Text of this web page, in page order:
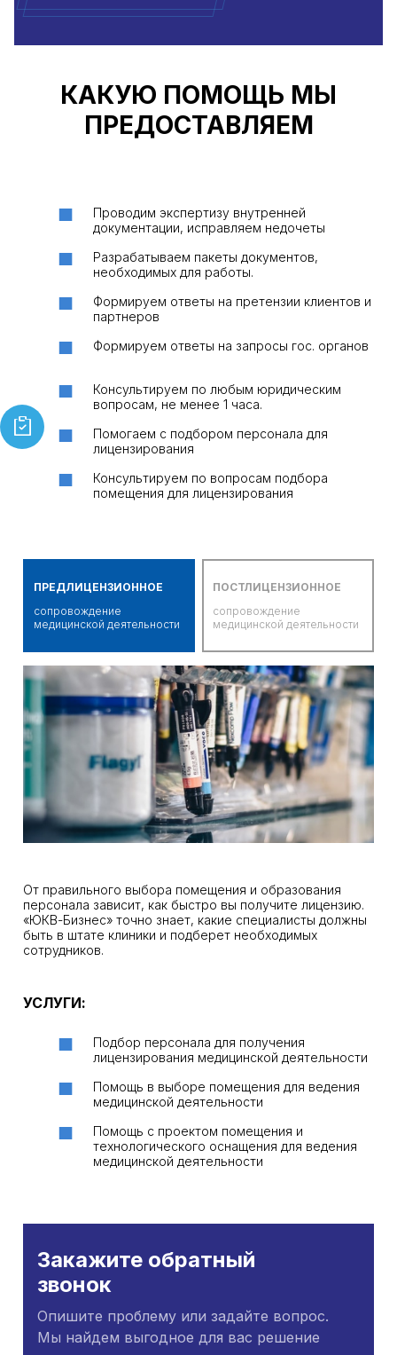
КАКУЮ ПОМОЩЬ МЫ
ПРЕДОСТАВЛЯЕМ
Проводим экспертизу внутренней
документации, исправляем недочеты
Разрабатываем пакеты документов,
необходимых для работы.
Формируем ответы на претензии клиентов и
партнеров
Формируем ответы на запросы гос. органов
Консультируем по любым юридическим
вопросам, не менее 1 часа.
Помогаем с подбором персонала для
лицензирования
Консультируем по вопросам подбора
помещения для лицензирования
ПРЕДЛИЦЕНЗИОННОЕ
сопровождение
медицинской деятельности
ПОСТЛИЦЕНЗИОННОЕ
сопровождение
медицинской деятельности
От правильного выбора помещения и образования
персонала зависит, как быстро вы получите лицензию.
«ЮКВ-Бизнес» точно знает, какие специалисты должны
быть в штате клиники и подберет необходимых
сотрудников.
УСЛУГИ:
Подбор персонала для получения
лицензирования медицинской деятельности
Помощь в выборе помещения для ведения
медицинской деятельности
Помощь с проектом помещения и
технологического оснащения для ведения
медицинской деятельности
Закажите обратный
звонок
Опишите проблему или задайте вопрос.
Мы найдем выгодное для вас решение